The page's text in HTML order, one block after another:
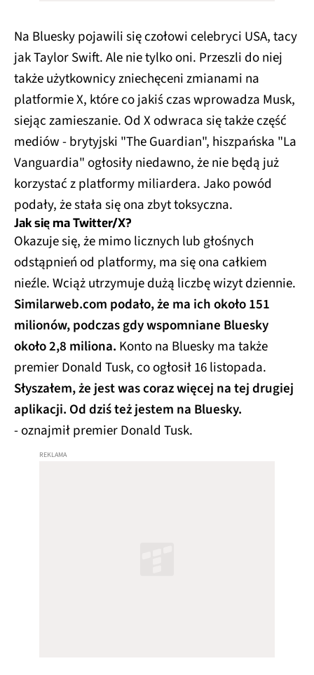
Na Bluesky pojawili się czołowi celebryci USA, tacy
jak Taylor Swift. Ale nie tylko oni. Przeszli do niej
także użytkownicy zniechęceni zmianami na
platformie X, które co jakiś czas wprowadza Musk,
siejąc zamieszanie. Od X odwraca się także część
mediów - brytyjski "The Guardian", hiszpańska "La
Vanguardia" ogłosiły niedawno, że nie będą już
korzystać z platformy miliardera. Jako powód
podały, że stała się ona zbyt toksyczna.
Jak się ma Twitter/X?
Okazuje się, że mimo licznych lub głośnych
odstąpnień od platformy, ma się ona całkiem
nieźle. Wciąż utrzymuje dużą liczbę wizyt dziennie.
Similarweb.com podało, że ma ich około 151
milionów, podczas gdy wspomniane Bluesky
około 2,8 miliona. Konto na Bluesky ma także
premier Donald Tusk, co ogłosił 16 listopada.
Słyszałem, że jest was coraz więcej na tej drugiej
aplikacji. Od dziś też jestem na Bluesky.
- oznajmił premier Donald Tusk.